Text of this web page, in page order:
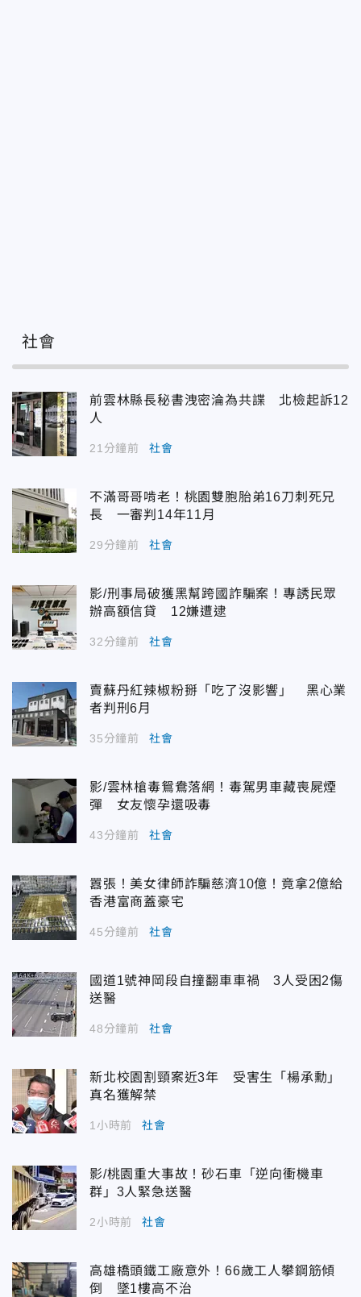
社會
前雲林縣長秘書洩密淪為共諜 北檢起訴12
人
21分鐘前 社會
不滿哥哥啃老！桃園雙胞胎弟16刀刺死兄
長 一審判14年11月
29分鐘前 社會
影/刑事局破獲黑幫跨國詐騙案！專誘民眾
辦高額信貸 12嫌遭逮
32分鐘前 社會
賣蘇丹紅辣椒粉掰「吃了沒影響」 黑心業
者判刑6月
35分鐘前 社會
影/雲林槍毒鴛鴦落網！毒駕男車藏喪屍煙
彈 女友懷孕還吸毒
43分鐘前 社會
囂張！美女律師詐騙慈濟10億！竟拿2億給
香港富商蓋豪宅
45分鐘前 社會
國道1號神岡段自撞翻車車禍 3人受困2傷
送醫
48分鐘前 社會
新北校園割頸案近3年 受害生「楊承勳」
真名獲解禁
1小時前 社會
影/桃園重大事故！砂石車「逆向衝機車
群」3人緊急送醫
2小時前 社會
高雄橋頭鐵工廠意外！66歲工人攀鋼筋傾
倒 墜1樓高不治